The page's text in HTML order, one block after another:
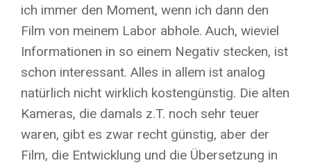
ich immer den Moment, wenn ich dann den
Film von meinem Labor abhole. Auch, wieviel
Informationen in so einem Negativ stecken, ist
schon interessant. Alles in allem ist analog
natürlich nicht wirklich kostengünstig. Die alten
Kameras, die damals z.T. noch sehr teuer
waren, gibt es zwar recht günstig, aber der
Film, die Entwicklung und die Übersetzung in